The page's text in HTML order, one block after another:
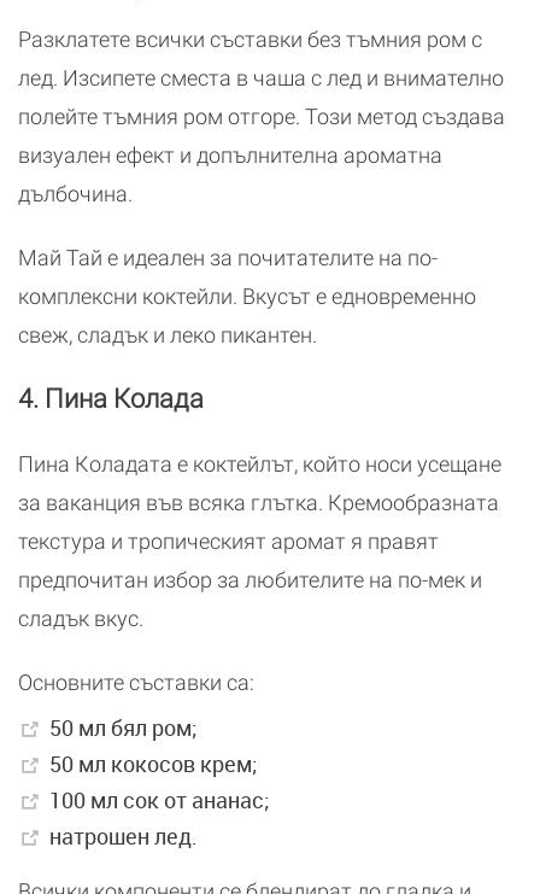
Разклатете всички съставки без тъмния ром с
лед. Изсипете сместа в чаша с лед и внимателно
полейте тъмния ром отгоре. Този метод създава
визуален ефект и допълнителна ароматна
дълбочина.
Май Тай е идеален за почитателите на по-
комплексни коктейли. Вкусът е едновременно
свеж, сладък и леко пикантен.
4. Пина Колада
Пина Коладата е коктейлът, който носи усещане
за ваканция във всяка глътка. Кремообразната
текстура и тропическият аромат я правят
предпочитан избор за любителите на по-мек и
сладък вкус.
Основните съставки са:
50 мл бял ром;
50 мл кокосов крем;
100 мл сок от ананас;
натрошен лед.